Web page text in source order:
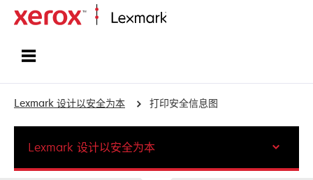
Lexmark 设计以安全为本 打印安全信息图
Lexmark 设计以安全为本